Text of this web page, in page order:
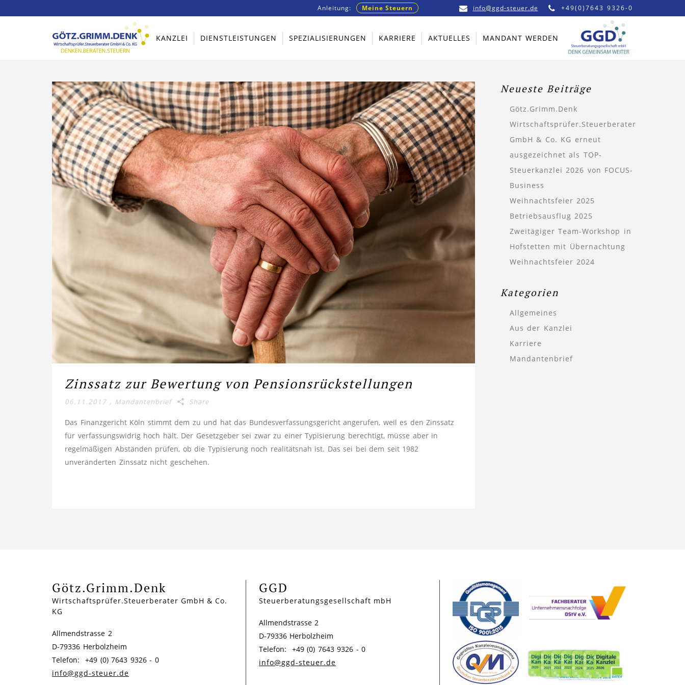
Anleitung: Meine Steuern info@ggd-steuer.de +49(0)7643 9326-0
KANZLEI DIENSTLEISTUNGEN SPEZIALISIERUNGEN KARRIERE AKTUELLES MANDANT WERDEN
Zinssatz zur Bewer­tung von Pensionsrückstellungen
06.11.2017 , Mandantenbrief Share
Das Finanzgericht Köln stimmt dem zu und hat das Bundesverfassungsgericht angerufen, weil es den Zinssatz
für verfassungswidrig hoch hält. Der Gesetzgeber sei zwar zu einer Typisierung berechtigt, müsse aber in
regelmäßigen Abständen prüfen, ob die Typisierung noch realitätsnah ist. Das sei bei dem seit 1982
unveränderten Zinssatz nicht geschehen.
Neueste Beiträge
Götz.Grimm.Denk
Wirtschaftsprüfer.Steuerberater
GmbH & Co. KG erneut
ausgezeichnet als TOP-
Steuerkanzlei 2026 von FOCUS-
Business
Weihnachtsfeier 2025
Betriebsausflug 2025
Zweitägiger Team-Workshop in
Hofstetten mit Übernachtung
Weihnachtsfeier 2024
Kategorien
Allgemeines
Aus der Kanzlei
Karriere
Mandantenbrief
Götz.Grimm.Denk
Wirtschaftsprüfer.Steuerberater GmbH & Co.
KG
Allmendstrasse 2
D-79336 Herbolzheim
Telefon: +49 (0) 7643 9326 - 0
info@ggd-steuer.de
GGD
Steuerberatungsgesellschaft mbH
Allmendstrasse 2
D-79336 Herbolzheim
Telefon: +49 (0) 7643 9326 - 0
info@ggd-steuer.de